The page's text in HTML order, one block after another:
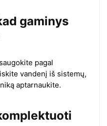
gaminys
pagal
vandenį iš sistemų,
aptarnaukite.